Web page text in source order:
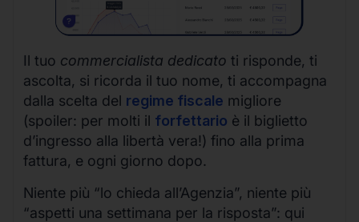
Il tuo commercialista dedicato ti risponde, ti
ascolta, si ricorda il tuo nome, ti accompagna
dalla scelta del regime fiscale migliore
(spoiler: per molti il forfettario è il biglietto
d’ingresso alla libertà vera!) fino alla prima
fattura, e ogni giorno dopo.
Niente più “lo chieda all’Agenzia”, niente più
“aspetti una settimana per la risposta”: qui